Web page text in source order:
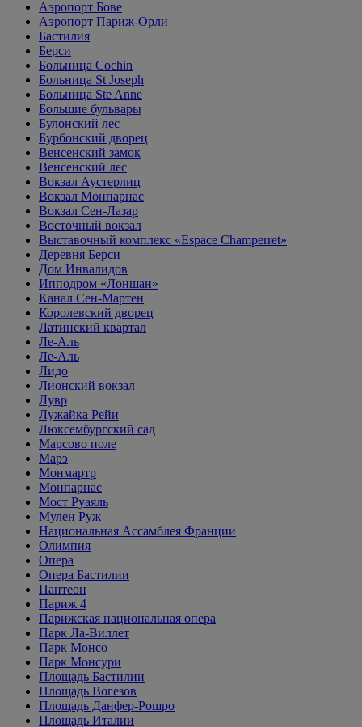
Аэропорт Бове
Аэропорт Париж-Орли
Бастилия
Берси
Больница Cochin
Больница St Joseph
Больница Ste Anne
Большие бульвары
Булонский лес
Бурбонский дворец
Венсенский замок
Венсенский лес
Вокзал Аустерлиц
Вокзал Монпарнас
Вокзал Сен-Лазар
Восточный вокзал
Выставочный комплекс «Espace Champerret»
Деревня Берси
Дом Инвалидов
Ипподром «Лоншан»
Канал Сен-Мартен
Королевский дворец
Латинский квартал
Ле-Аль
Ле-Аль
Лидо
Лионский вокзал
Лувр
Лужайка Рейи
Люксембургский сад
Марсово поле
Марэ
Монмартр
Монпарнас
Мост Руаяль
Мулен Руж
Национальная Ассамблея Франции
Олимпия
Опера
Опера Бастилии
Пантеон
Париж 4
Парижская национальная опера
Парк Ла-Виллет
Парк Монсо
Парк Монсури
Площадь Бастилии
Площадь Вогезов
Площадь Данфер-Рошро
Площадь Италии